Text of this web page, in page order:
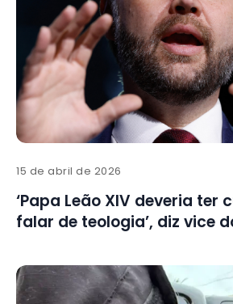
15 de abril de 2026
‘Papa Leão XIV deveria ter
falar de teologia’, diz vice